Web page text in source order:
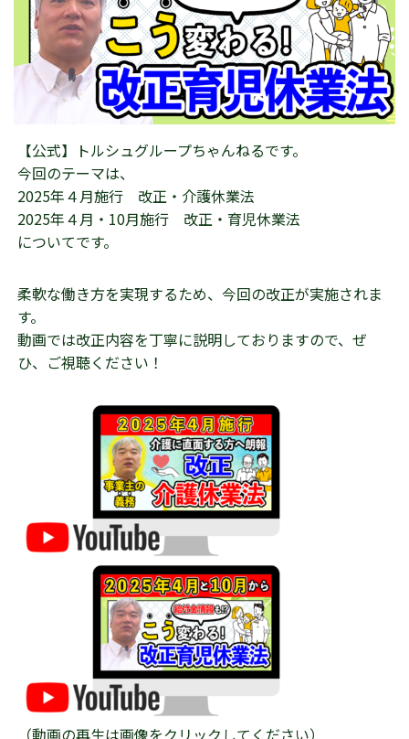
【公式】トルシュグループちゃんねるです。
今回のテーマは、
2025年４月施行 改正・介護休業法
2025年４月・10月施行 改正・育児休業法
についてです。
柔軟な働き方を実現するため、今回の改正が実施されま
す。
動画では改正内容を丁寧に説明しておりますので、ぜ
ひ、ご視聴ください！
（動画の再生は画像をクリックしてください）